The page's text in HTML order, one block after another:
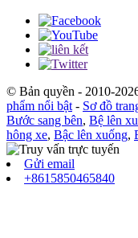
© Bản quyền - 2010-
phẩm nổi bật - Sơ đồ
Bước sang bên, Bệ lên
hông xe, Bậc lên xuống,
Gửi email
+8615850465840